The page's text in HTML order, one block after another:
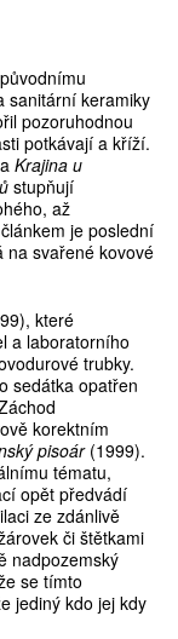
sanitární keramiky
pozoruhodnou
potkávají a kříží.
a Krajina u
stupňují
až
je poslední
na svařené kovové
které
a laboratorního
trubky.
sedátka opatřen
korektním
pisoár(1999).
tématu,
opět předvádí
ze zdánlivě
či štětkami
nadpozemský
se tímto
jediný kdo jej kdy